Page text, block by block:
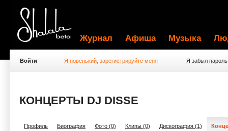
Журнал Афиша Музыка
Войти Я новенький, зарегистрируйте меня Я забыл пароль
КОНЦЕРТЫ DJ DISSE
Профиль Биография Фото (0) Клипы (0) Дискография (1)